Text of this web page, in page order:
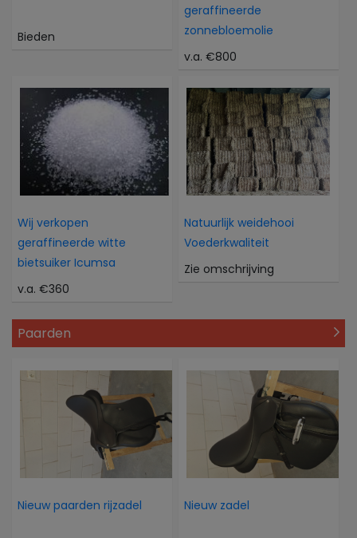
Bieden
geraffineerde
zonnebloemolie
v.a. €800
Wij verkopen
geraffineerde witte
bietsuiker Icumsa
v.a. €360
Natuurlijk weidehooi
Voederkwaliteit
Zie omschrijving
Paarden
Nieuw paarden rijzadel Nieuw zadel